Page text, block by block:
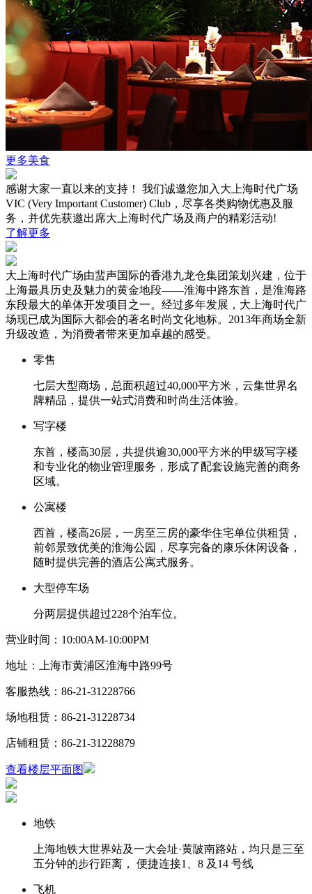
更多美食
感谢大家一直以来的支持！ 我们诚邀您加入大上海时代广场
VIC (Very Important Customer) Club，尽享各类购物优惠及服
务，并优先获邀出席大上海时代广场及商户的精彩活动!
了解更多
大上海时代广场由蜚声国际的香港九龙仓集团策划兴建，位于
上海最具历史及魅力的黄金地段——淮海中路东首，是淮海路
东段最大的单体开发项目之一。经过多年发展，大上海时代广
场现已成为国际大都会的著名时尚文化地标。2013年商场全新
升级改造，为消费者带来更加卓越的感受。
零售
七层大型商场，总面积超过40,000平方米，云集世界名
牌精品，提供一站式消费和时尚生活体验。
写字楼
东首，楼高30层，共提供逾30,000平方米的甲级写字楼
和专业化的物业管理服务，形成了配套设施完善的商务
区域。
公寓楼
西首，楼高26层，一房至三房的豪华住宅单位供租赁，
前邻景致优美的淮海公园，尽享完备的康乐休闲设备，
随时提供完善的酒店公寓式服务。
大型停车场
分两层提供超过228个泊车位。
营业时间：10:00AM-10:00PM
地址：上海市黄浦区淮海中路99号
客服热线：86-21-31228766
场地租赁：86-21-31228734
店铺租赁：86-21-31228879
查看楼层平面图
地铁
上海地铁大世界站及⼀大会址·黄陂南路站，均只是三至
五分钟的步行距离， 便捷连接1、8 及14 号线
飞机